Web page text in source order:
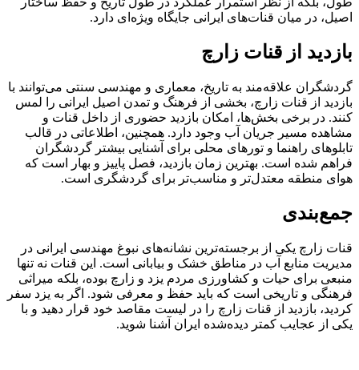
اصیل، در میان قنات‌های ایرانی جایگاه ویژه‌ای دارد.
بازدید از قنات زارچ
گردشگران علاقه‌مند به تاریخ، معماری و مهندسی سنتی می‌توانند با
بازدید از قنات زارچ، بخشی از فرهنگ و تمدن اصیل ایرانی را لمس
کنند. در برخی بخش‌ها، امکان بازدید حضوری از داخل قنات و
مشاهده مسیر جریان آب وجود دارد. همچنین، اطلاعاتی در قالب
تابلوهای راهنما و تورهای محلی برای آشنایی بیشتر گردشگران
فراهم شده است. بهترین زمان بازدید، فصل پاییز و بهار است که
هوای منطقه معتدل‌تر و مناسب‌تر برای گردشگری است.
جمع‌بندی
قنات زارچ یکی از برجسته‌ترین نشانه‌های نبوغ مهندسی ایرانی در
مدیریت منابع آب در مناطق خشک و بیابانی است. این قنات نه تنها
منبعی برای حیات و کشاورزی مردم یزد و زارچ بوده، بلکه میراثی
فرهنگی و تاریخی است که باید حفظ و معرفی شود. اگر به یزد سفر
کردید، بازدید از قنات زارچ را در لیست مقاصد خود قرار دهید و با
یکی از عجایب کمتر دیده‌شده ایران آشنا شوید.